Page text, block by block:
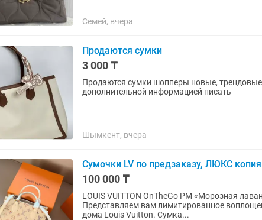
Семей, вчера
Продаются сумки
3 000 ₸
Продаются сумки шопперы новые, трендовые,
дополнительной информацией писать
Шымкент, вчера
Сумочки LV по предзаказу, ЛЮКС копия
100 000 ₸
LOUIS VUITTON OnTheGo PM «Морозная лаванда» (M25770)
Представляем вам лимитированное
дома Louis Vuitton. Сумка...